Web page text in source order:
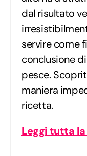
dal risultato
servire come
conclusione
pesce.
maniera
ricetta.
Leggi tutta